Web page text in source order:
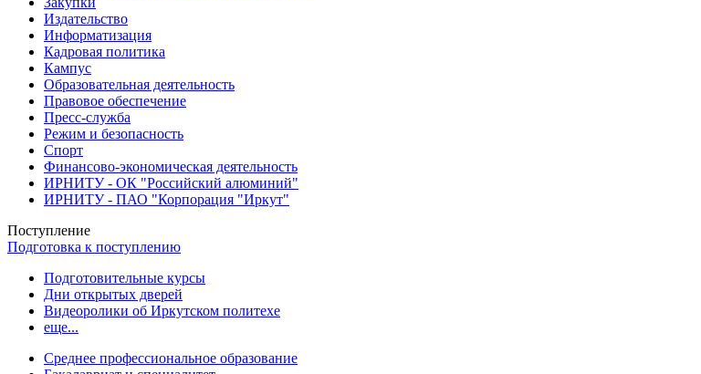
Издательство
Информатизация
Кадровая политика
Кампус
Образовательная деятельность
Правовое обеспечение
Пресс-служба
Режим и безопасность
Спорт
Финансово-экономическая деятельность
ИРНИТУ - ОК "Российский алюминий"
ИРНИТУ - ПАО "Корпорация "Иркут"
Поступление
Подготовка к поступлению
Подготовительные курсы
Дни открытых дверей
Видеоролики об Иркутском политехе
еще...
Cреднее профессиональное образование